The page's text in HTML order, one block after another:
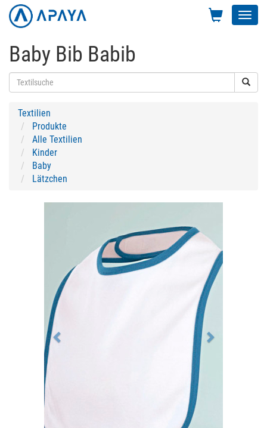
Baby Bib Babib
Textilien
Produkte
Alle Textilien
Kinder
Baby
Lätzchen